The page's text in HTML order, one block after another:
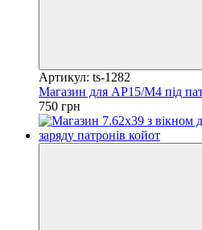
Артикул: ts-1282
Магазин для АР15/М4 під
750 грн